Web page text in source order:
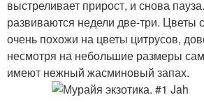
выстреливает прирост, и снова
развиваются недели две-три.
очень похожи на цветы цитрусов,
несмотря на небольшие размеры
имеют нежный жасминовый запах.